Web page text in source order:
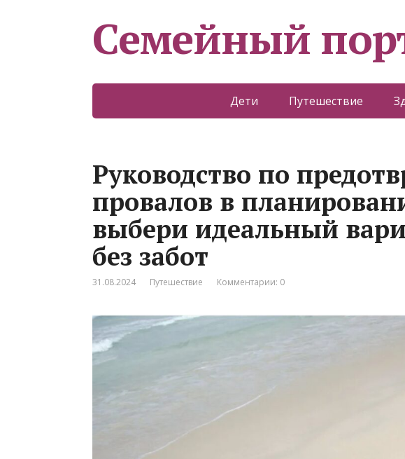
Семейный
Дети Путешествие
Руководство по
провалов в
выбери идеальный
без забот
31.08.2024 Путешествие Комментарии: 0